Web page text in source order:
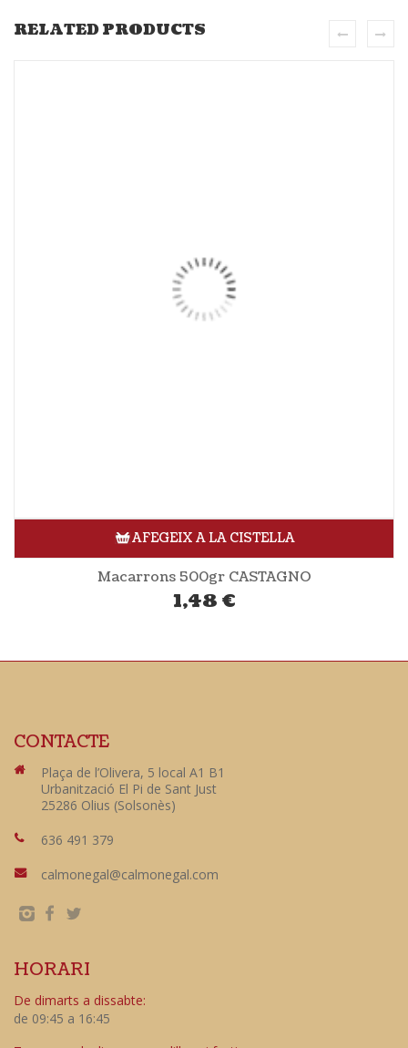
RELATED PRODUCTS
AFEGEIX A LA CISTELLA
Macarrons 500gr CASTAGNO
1,48 €
CONTACTE
Plaça de l’Olivera, 5 local A1 B1
Urbanització El Pi de Sant Just
25286 Olius (Solsonès)
636 491 379
calmonegal@calmonegal.com
HORARI
De dimarts a dissabte:
de 09:45 a 16:45